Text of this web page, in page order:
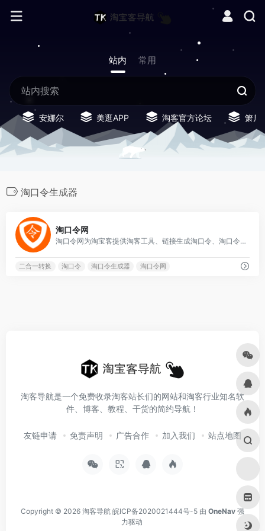
站内 常用
安娜尔 美逛APP 淘客官方论坛 箫启
淘口令生成器
淘口令网
淘口令网为淘宝客提供淘客工具、链接生成淘口令、淘口令解密、淘口令还原、更多淘客工具软件尽在TaoKouLing.com
二合一转换 淘口令 淘口令生成器 淘口令网
淘客导航是一个免费收录淘客站长们的网站和淘客行业知名软
件、博客、教程、干货的简约导航！
友链申请 免责声明 广告合作 加入我们 站点地图
Copyright © 2026 淘客导航 皖ICP备2020021444号-5 由 OneNav 强
力驱动